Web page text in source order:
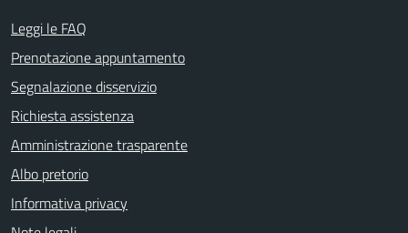
Leggi le FAQ
Prenotazione appuntamento
Segnalazione disservizio
Richiesta assistenza
Amministrazione trasparente
Albo pretorio
Informativa privacy